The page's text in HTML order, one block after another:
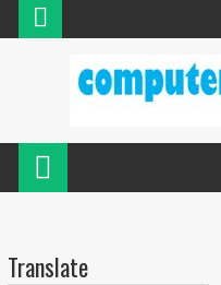
Translate